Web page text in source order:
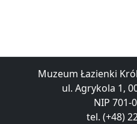
Muzeum Łazienki
ul. Agrykola 1,
NIP 701-
tel. (+48)